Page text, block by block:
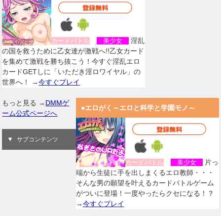
カードバトル 美少女
淫乱
の国を救うために乙女達が激戦へ!!乙女カード
を集めて激戦を勝ち抜こう！今すぐ淫乱エロ
カードGETしに「いただき淫ロワイヤル」の
世界へ！ →今すぐプレイ
●エロがく～エロと科学と学園モノ～
カードバトル 美少女
片っ
端から生徒に手を出しまくるエロ教師・・・
そんな男の願望を叶えるカードバトルゲーム
がついに登場！一度やったらクセになる！？
→今すぐプレイ
もっと見る → DMMゲ
ーム公式ページへ
サブコンテンツ